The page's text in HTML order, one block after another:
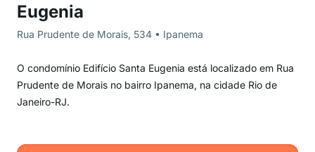
Eugenia
Rua Prudente de Morais, 534 • Ipanema
O condomínio Edifício Santa Eugenia está localizado em Rua
Prudente de Morais no bairro Ipanema, na cidade Rio de
Janeiro-RJ.